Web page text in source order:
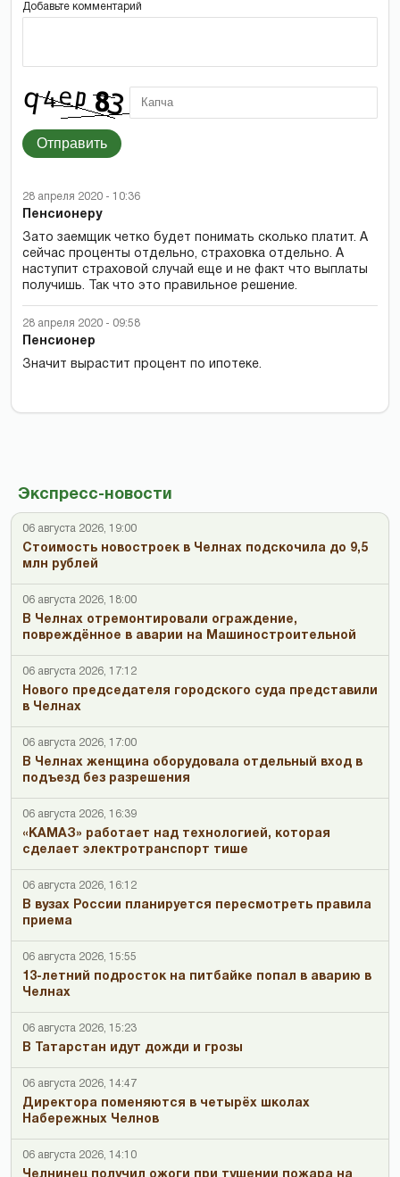
Экспресс-новости
06 августа 2026, 19:00
Стоимость новостроек в Челнах подскочила до 9,5
млн рублей
06 августа 2026, 18:00
В Челнах отремонтировали ограждение,
повреждённое в аварии на Машиностроительной
06 августа 2026, 17:12
Нового председателя городского суда представили
в Челнах
06 августа 2026, 17:00
В Челнах женщина оборудовала отдельный вход в
подъезд без разрешения
06 августа 2026, 16:39
«КАМАЗ» работает над технологией, которая
сделает электротранспорт тише
06 августа 2026, 16:12
В вузах России планируется пересмотреть правила
приема
06 августа 2026, 15:55
13-летний подросток на питбайке попал в аварию в
Челнах
06 августа 2026, 15:23
В Татарстан идут дожди и грозы
06 августа 2026, 14:47
Директора поменяются в четырёх школах
Набережных Челнов
06 августа 2026, 14:10
Челнинец получил ожоги при тушении пожара на
Добавьте комментарий
Отправить
28 апреля 2020 - 10:36
Пенсионеру
Зато заемщик четко будет понимать сколько платит. А
сейчас проценты отдельно, страховка отдельно. А
наступит страховой случай еще и не факт что выплаты
получишь. Так что это правильное решение.
28 апреля 2020 - 09:58
Пенсионер
Значит вырастит процент по ипотеке.